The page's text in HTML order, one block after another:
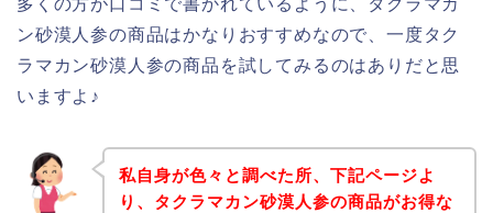
ン砂漠人参の商品はかなりおすすめなので、一度タク
ラマカン砂漠人参の商品を試してみるのはありだと思
いますよ♪
私自身が色々と調べた所、下記ページよ
り、タクラマカン砂漠人参の商品がお得な